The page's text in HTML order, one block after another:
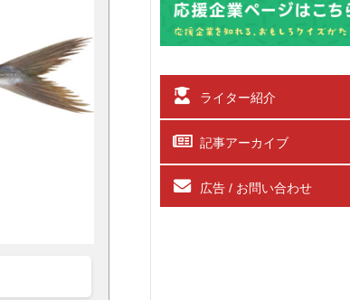
ライター紹介
記事アーカイブ
広告 / お問い合わせ